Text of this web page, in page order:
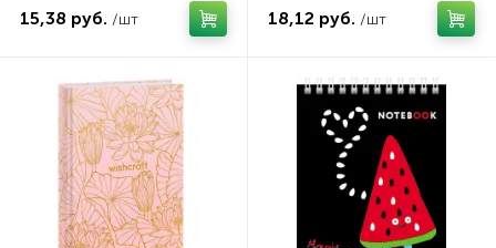
15,38 руб. /шт 18,12 руб. /шт